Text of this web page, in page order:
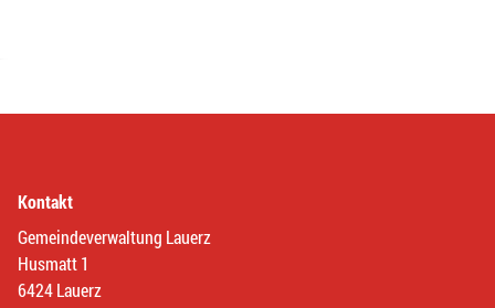
Kontakt
Gemeindeverwaltung Lauerz
Husmatt 1
6424 Lauerz